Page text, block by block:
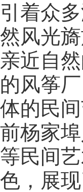
引着众
然风光
亲近自
的风筝
体的民
前杨家
等民间
色，展